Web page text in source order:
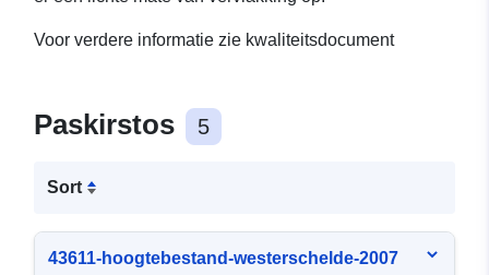
Voor verdere informatie zie kwaliteitsdocument
Paskirstos 5
Sort
43611-hoogtebestand-westerschelde-2007